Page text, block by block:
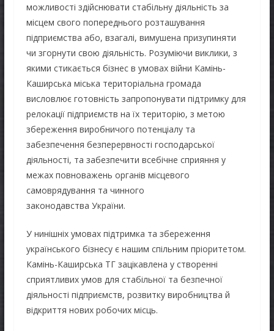
можливості здійснювати стабільну діяльність за
місцем свого попереднього розташування
підприємства або, взагалі, вимушена призупиняти
чи згорнути свою діяльність. Розуміючи виклики, з
якими стикається бізнес в умовах війни Камінь-
Каширська міська територіальна громада
висловлює готовність запропонувати підтримку для
релокації підприємств на їх територію, з метою
збереження виробничого потенціалу та
забезпечення безперервності господарської
діяльності, та забезпечити всебічне сприяння у
межах повноважень органів місцевого
самоврядування та чинного
законодавства України.
У нинішніх умовах підтримка та збереження
українського бізнесу є нашим спільним пріоритетом.
Камінь-Каширська ТГ зацікавлена у створенні
сприятливих умов для стабільної та безпечної
діяльності підприємств, розвитку виробництва й
відкриття нових робочих місць.